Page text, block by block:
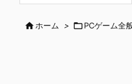
ホーム > PCゲーム全